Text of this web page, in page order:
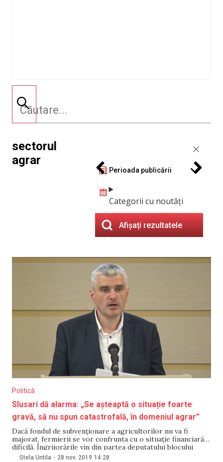
sectorul
agrar
Perioada publicării
Categorii cu noutăți
Afișați rezultatele
Politică
Slusari dă alarma: „Se așteaptă o situație foarte
gravă, să nu spun catastrofală, în domeniul agrar”
Dacă fondul de subvenționare a agricultorilor nu va fi
majorat, fermierii se vor confrunta cu o situație financiară
dificilă. Îngrijorările vin din partea deputatului blocului
ACUM, Alexandru Slusari. Într-un briefing de presă care a
Stela Untila - 28 nov. 2019 14:28